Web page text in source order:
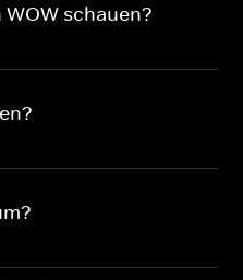
schauen?